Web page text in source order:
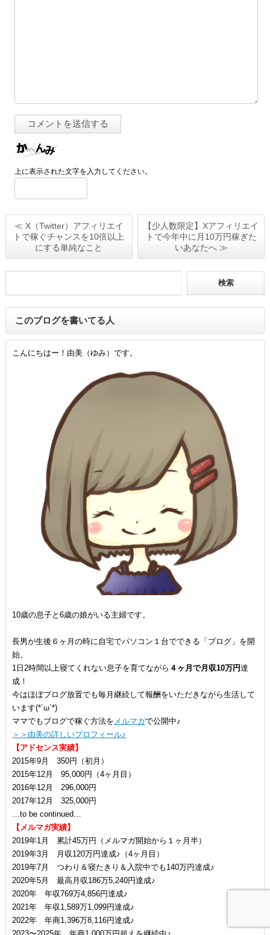
上に表示された文字を入力してください。
≪ X（Twitter）アフィリエイ
トで稼ぐチャンスを10倍以上
にする単純なこと
【少人数限定】Xアフィリエイ
トで今年中に月10万円稼ぎた
いあなたへ ≫
このブログを書いてる人
こんにちはー！由美（ゆみ）です。
10歳の息子と6歳の娘がいる主婦です。
長男が生後６ヶ月の時に自宅でパソコン１台でできる「ブログ」を開
始。
1日2時間以上寝てくれない息子を育てながら ４ヶ月で月収10万円達
成！
今はほぼブログ放置でも毎月継続して報酬をいただきながら生活して
います(*´ω`*)
ママでもブログで稼ぐ方法を メルマガで公開中♪
＞＞由美の詳しいプロフィール♪
【アドセンス実績】
2015年9月 350円（初月）
2015年12月 95,000円（4ヶ月目）
2016年12月 296,000円
2017年12月 325,000円
…to be continued…
【メルマガ実績】
2019年1月 累計45万円（メルマガ開始から１ヶ月半）
2019年3月 月収120万円達成♪（4ヶ月目）
2019年7月 つわり＆寝たきり＆入院中でも140万円達成♪
2020年5月 最高月収186万5,240円達成♪
2020年 年収769万4,856円達成♪
2021年 年収1,589万1,099円達成♪
2022年 年商1,396万8,116円達成♪